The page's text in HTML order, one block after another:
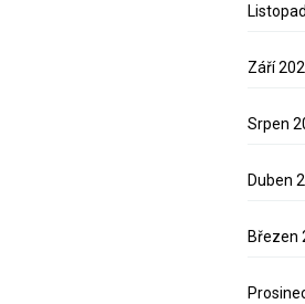
Září
Srpen
Duben
Březen